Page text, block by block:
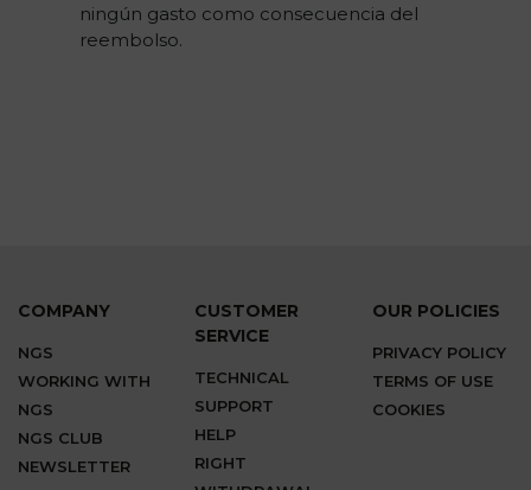
ningún gasto como consecuencia del
reembolso.
COMPANY
NGS
WORKING WITH
NGS
NGS CLUB
NEWSLETTER
CUSTOMER
SERVICE
TECHNICAL
SUPPORT
HELP
RIGHT
OUR POLICIES
PRIVACY POLICY
TERMS OF USE
COOKIES